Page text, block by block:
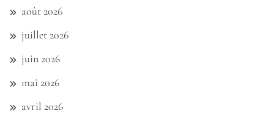
août 2026
juillet 2026
juin 2026
mai 2026
avril 2026